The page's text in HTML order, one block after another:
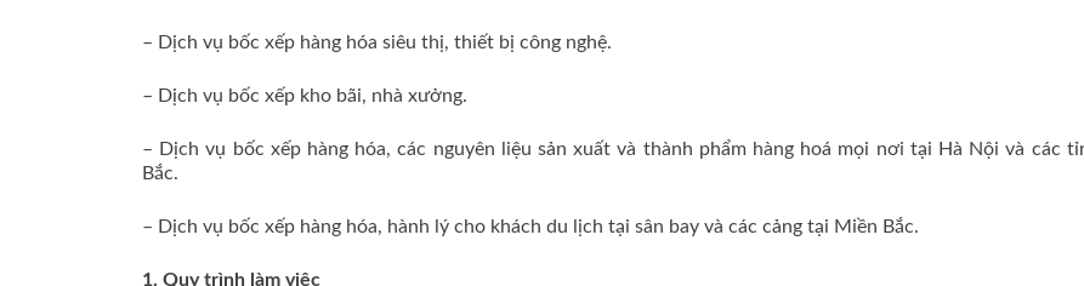
– Dịch vụ bốc xếp hàng hóa siêu thị, thiết bị công nghệ.
– Dịch vụ bốc xếp kho bãi, nhà xưởng.
– Dịch vụ bốc xếp hàng hóa, các nguyên liệu sản xuất và thành phẩm hàng hoá mọi nơi tại Hà Nội và các
Bắc.
– Dịch vụ bốc xếp hàng hóa, hành lý cho khách du lịch tại sân bay và các cảng tại Miền Bắc.
1. Quy trình làm việc